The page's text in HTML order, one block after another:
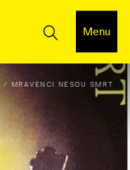
Menu
MRAVENCI NESOU SMRT